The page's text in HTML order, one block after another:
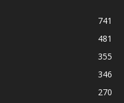
741
481
355
346
270